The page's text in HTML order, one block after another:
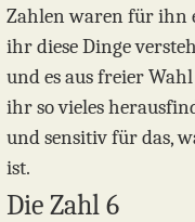
Zahlen waren für ihn
ihr diese Dinge
und es aus freier
ihr so vieles
und sensitiv für das,
ist.
Die Zahl 6